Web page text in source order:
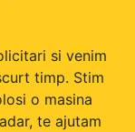
si venim
timp. Stim
o masina
te ajutam